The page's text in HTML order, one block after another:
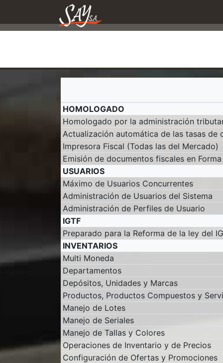
HOMOLOGADO
Homologado por la administración
Actualización automática de las tasas de
Impresora Fiscal (Todas las del Mercado)
Emisión de documentos fiscales en
USUARIOS
Máximo de Usuarios Concurrentes
Administración de Usuarios del Sistema
Administración de Perfiles de Usuario
IGTF
Preparado para la Reforma de la ley del
INVENTARIOS
Multi Moneda
Departamentos
Depósitos, Unidades y Marcas
Productos, Productos Compuestos y
Manejo de Lotes
Manejo de Seriales
Manejo de Tallas y Colores
Operaciones de Inventario y de Precios
Configuración de Ofertas y Promociones